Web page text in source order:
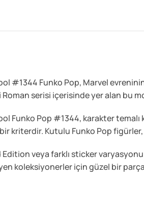
#1344 Funko Pop, Marvel
serisi içerisinde yer alan bu
Funko Pop #1344, karakter
kriterdir. Kutulu Funko Pop
veya farklı sticker
koleksiyonerler için güzel bir